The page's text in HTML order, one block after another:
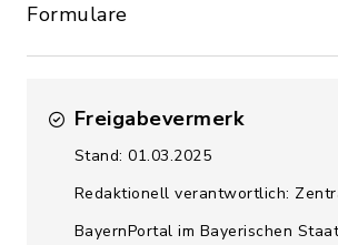
Formulare
Freigabevermerk
Stand: 01.03.2025
Redaktionell verantwortlich:
BayernPortal im Bayerischen